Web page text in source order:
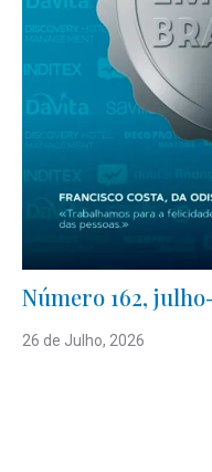
Número 162,
26 de Julho, 2026